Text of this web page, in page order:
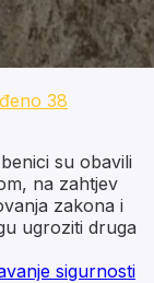
38
su obavili
na zahtjev
zakona i
ugroziti druga
sigurnosti